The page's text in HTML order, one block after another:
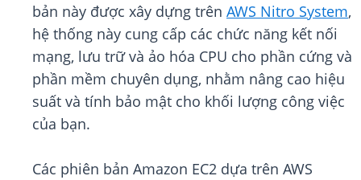
bản này được xây dựng trên AWS Nitro System,
hệ thống này cung cấp các chức năng kết nối
mạng, lưu trữ và ảo hóa CPU cho phần cứng và
phần mềm chuyên dụng, nhằm nâng cao hiệu
suất và tính bảo mật cho khối lượng công việc
của bạn.
Các phiên bản Amazon EC2 dựa trên AWS